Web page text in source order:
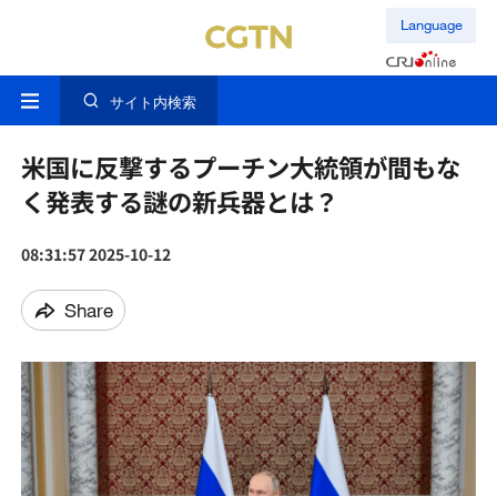
Language
サイト内検索
米国に反撃するプーチン大統領が間もな
く発表する謎の新兵器とは？
08:31:57 2025-10-12
Share